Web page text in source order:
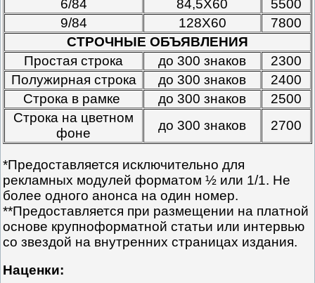
6/84
84,5Х60
5500
9/84
128Х60
7800
СТРОЧНЫЕ ОБЪЯВЛЕНИЯ
Простая строка
до 300 знаков
2300
Полужирная строка
до 300 знаков
2400
Строка в рамке
до 300 знаков
2500
Строка на цветном
фоне
до 300 знаков 2700
*Предоставляется исключительно для
рекламных модулей форматом ½ или 1/1. Не
более одного анонса на один номер.
**Предоставляется при размещении на платной
основе крупноформатной статьи или интервью
со звездой на внутренних страницах издания.
Наценки: